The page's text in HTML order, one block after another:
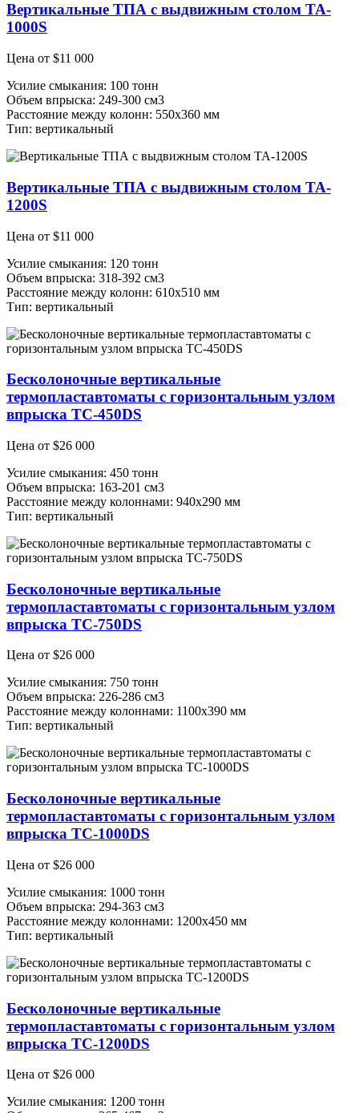
Вертикальные ТПА с выдвижным столом TA-
1000S
Цена от $11 000
Усилие смыкания: 100 тонн
Объем впрыска: 249-300 см3
Расстояние между колонн: 550х360 мм
Тип: вертикальный
Вертикальные ТПА с выдвижным столом TA-
1200S
Цена от $11 000
Усилие смыкания: 120 тонн
Объем впрыска: 318-392 см3
Расстояние между колонн: 610х510 мм
Тип: вертикальный
Бесколоночные вертикальные
термопластавтоматы с горизонтальным узлом
впрыска ТС-450DS
Цена от $26 000
Усилие смыкания: 450 тонн
Объем впрыска: 163-201 см3
Расстояние между колоннами: 940х290 мм
Тип: вертикальный
Бесколоночные вертикальные
термопластавтоматы с горизонтальным узлом
впрыска ТС-750DS
Цена от $26 000
Усилие смыкания: 750 тонн
Объем впрыска: 226-286 см3
Расстояние между колоннами: 1100х390 мм
Тип: вертикальный
Бесколоночные вертикальные
термопластавтоматы с горизонтальным узлом
впрыска ТС-1000DS
Цена от $26 000
Усилие смыкания: 1000 тонн
Объем впрыска: 294-363 см3
Расстояние между колоннами: 1200х450 мм
Тип: вертикальный
Бесколоночные вертикальные
термопластавтоматы с горизонтальным узлом
впрыска ТС-1200DS
Цена от $26 000
Усилие смыкания: 1200 тонн